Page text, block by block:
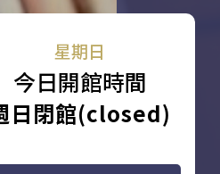
星期日
今日開館時間
日閉館(closed)